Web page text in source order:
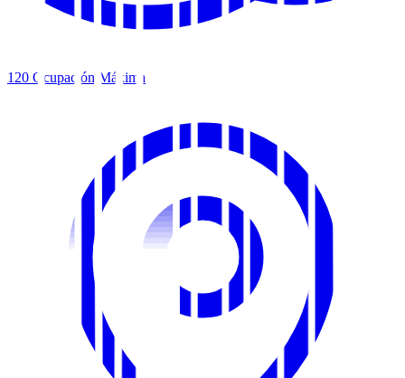
120 Ocupación Máxima